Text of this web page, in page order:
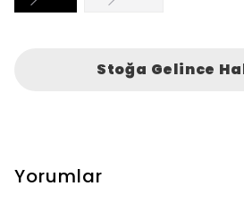
Stoğa Gelince
Yorumlar